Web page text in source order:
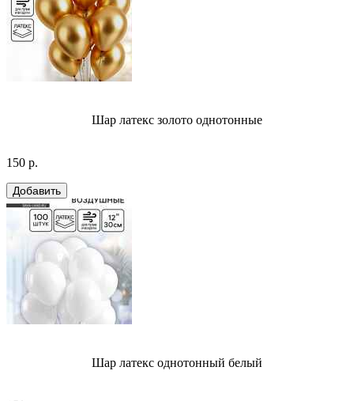
Шар латекс золото однотонные
150 р.
Шар латекс однотонный белый